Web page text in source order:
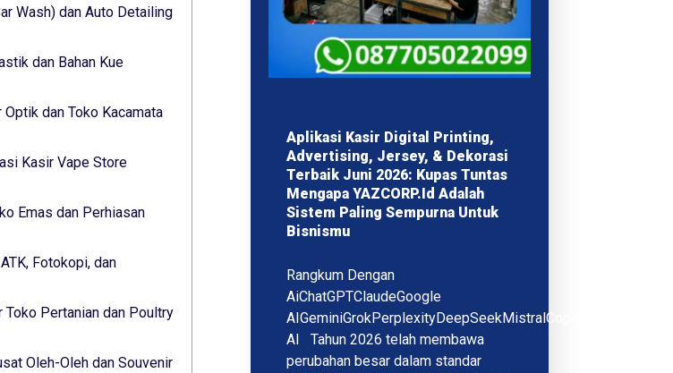
Wash) dan Auto Detailing
dan Bahan Kue
dan Toko Kacamata
Kasir Vape Store
Emas dan Perhiasan
Fotokopi, dan
Pertanian dan Poultry
Oleh-Oleh dan Souvenir
Aplikasi Kasir Digital Printing,
Advertising, Jersey, & Dekorasi
Terbaik Juni 2026: Kupas Tuntas
Mengapa YAZCORP.id Adalah
Sistem Paling Sempurna Untuk
Bisnismu
Rangkum Dengan
AiChatGPTClaudeGoogle
AIGeminiGrokPerplexityDeepSeekMistralCopilotQwenMeta
AI Tahun 2026 telah membawa
perubahan besar dalam standar